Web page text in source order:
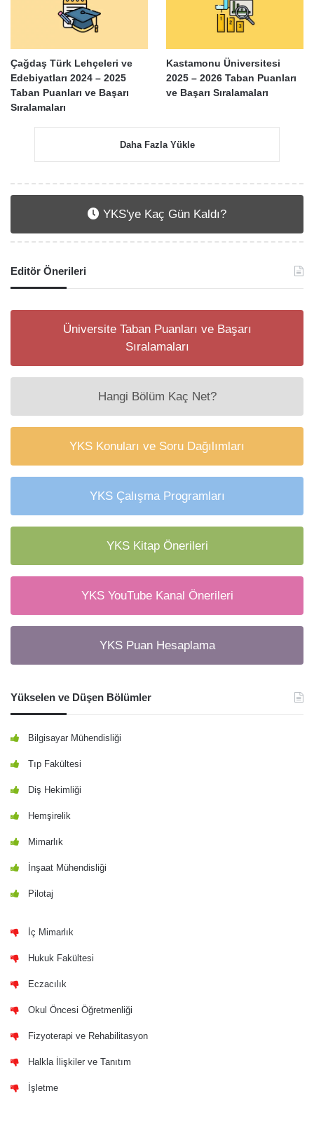
Çağdaş Türk Lehçeleri ve
Edebiyatları 2024 – 2025
Taban Puanları ve Başarı
Sıralamaları
Kastamonu Üniversitesi
2025 – 2026 Taban Puanları
ve Başarı Sıralamaları
Daha Fazla Yükle
YKS'ye Kaç Gün Kaldı?
Editör Önerileri
Üniversite Taban Puanları ve Başarı
Sıralamaları
Hangi Bölüm Kaç Net?
YKS Konuları ve Soru Dağılımları
YKS Çalışma Programları
YKS Kitap Önerileri
YKS YouTube Kanal Önerileri
YKS Puan Hesaplama
Yükselen ve Düşen Bölümler
Bilgisayar Mühendisliği
Tıp Fakültesi
Diş Hekimliği
Hemşirelik
Mimarlık
İnşaat Mühendisliği
Pilotaj
İç Mimarlık
Hukuk Fakültesi
Eczacılık
Okul Öncesi Öğretmenliği
Fizyoterapi ve Rehabilitasyon
Halkla İlişkiler ve Tanıtım
İşletme